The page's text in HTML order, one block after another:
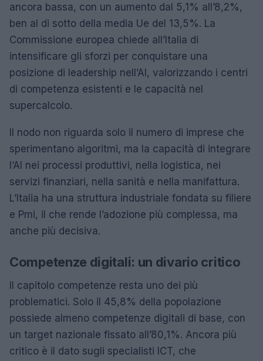
ancora bassa, con un aumento dal 5,1% all’8,2%,
ben al di sotto della media Ue del 13,5%. La
Commissione europea chiede all’Italia di
intensificare gli sforzi per conquistare una
posizione di leadership nell’AI, valorizzando i centri
di competenza esistenti e le capacità nel
supercalcolo.
Il nodo non riguarda solo il numero di imprese che
sperimentano algoritmi, ma la capacità di integrare
l’AI nei processi produttivi, nella logistica, nei
servizi finanziari, nella sanità e nella manifattura.
L’Italia ha una struttura industriale fondata su filiere
e Pmi, il che rende l’adozione più complessa, ma
anche più decisiva.
Competenze digitali: un divario critico
Il capitolo competenze resta uno dei più
problematici. Solo il 45,8% della popolazione
possiede almeno competenze digitali di base, con
un target nazionale fissato all’80,1%. Ancora più
critico è il dato sugli specialisti ICT, che